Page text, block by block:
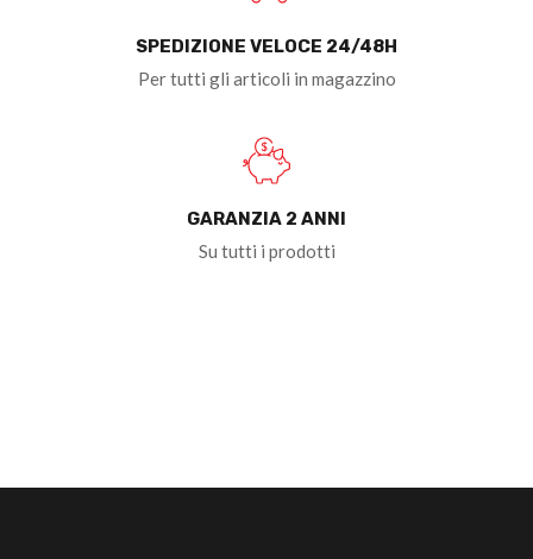
SPEDIZIONE VELOCE 24/48H
Per tutti gli articoli in magazzino
GARANZIA 2 ANNI
Su tutti i prodotti